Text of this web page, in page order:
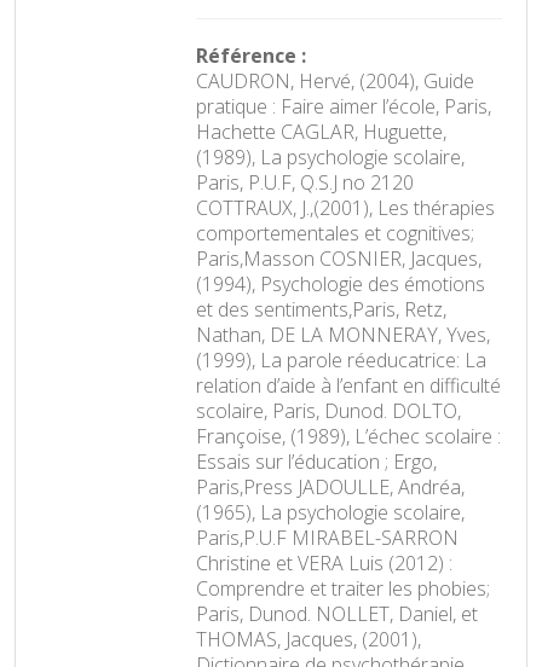
Référence :
CAUDRON, Hervé, (2004), Guide
pratique : Faire aimer l’école, Paris,
Hachette CAGLAR, Huguette,
(1989), La psychologie scolaire,
Paris, P.U.F, Q.S.J no 2120
COTTRAUX, J.,(2001), Les thérapies
comportementales et cognitives;
Paris,Masson COSNIER, Jacques,
(1994), Psychologie des émotions
et des sentiments,Paris, Retz,
Nathan, DE LA MONNERAY, Yves,
(1999), La parole réeducatrice: La
relation d’aide à l’enfant en difficulté
scolaire, Paris, Dunod. DOLTO,
Françoise, (1989), L’échec scolaire :
Essais sur l’éducation ; Ergo,
Paris,Press JADOULLE, Andréa,
(1965), La psychologie scolaire,
Paris,P.U.F MIRABEL-SARRON
Christine et VERA Luis (2012) :
Comprendre et traiter les phobies;
Paris, Dunod. NOLLET, Daniel, et
THOMAS, Jacques, (2001),